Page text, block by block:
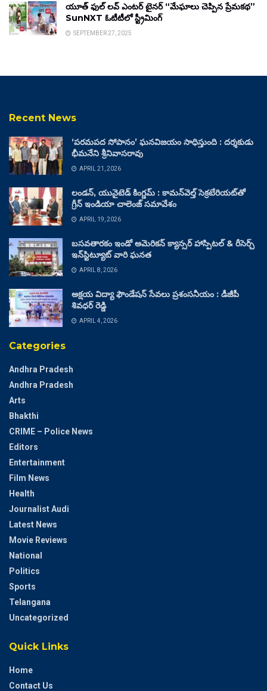
యూత్ ఫుల్ లవ్ ఎంటర్ టైనర్ “మేఘాలు చెప్పిన ప్రేమకథ”
SunNXT ఓటీటీలో స్ట్రీమింగ్
SEPTEMBER 27, 2025
Recent News
‘పరమపద సోపానం’ ఘనవిజయం సాధిస్తుంది : దర్శకుడు
భీమనేని శ్రీనివాసరావు
APRIL 21, 2026
లండన్, యునైటెడ్ కింగ్డమ్ : కామన్‌వెల్త్ సెక్రటేరియట్‌తో
గ్రీన్ ఇండియా చాలెంజ్ సమావేశం
APRIL 19, 2026
బసవతారకం ఇండో అమెరికన్ క్యాన్సర్ హాస్పిటల్ & రీసెర్చ్
ఇన్‌స్టిట్యూట్ వారి ఘనత
APRIL 8, 2026
అక్షయ విద్యా ఫౌండేషన్ సేవలు ప్రశంసనీయం : డీజీపీ
శివధర్ రెడ్డి
APRIL 4, 2026
Categories
Andhra Pradesh
Andhra Pradesh
Arts
Bhakthi
CRIME – Police News
Editors
Entertainment
Film News
Health
Journalist Audi
Latest News
Movie Reviews
National
Politics
Sports
Telangana
Uncategorized
Quick Links
Home
Contact Us